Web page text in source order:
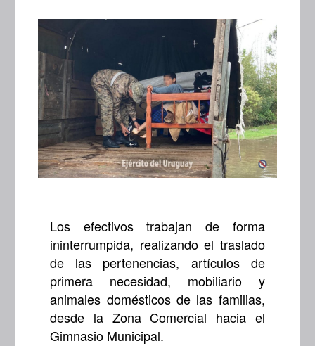
Los efectivos trabajan de forma
ininterrumpida, realizando el traslado
de las pertenencias, artículos de
primera necesidad, mobiliario y
animales domésticos de las familias,
desde la Zona Comercial hacia el
Gimnasio Municipal.